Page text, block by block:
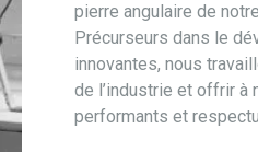
pierre angulaire de
Précurseurs dans le
innovantes, nous
de l’industrie et offrir
performants et